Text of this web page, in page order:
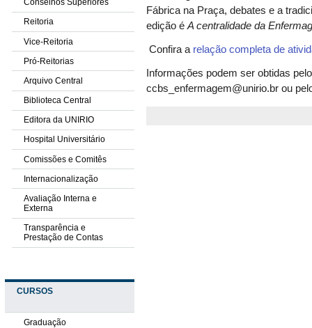
Conselhos Superiores
Reitoria
Vice-Reitoria
Pró-Reitorias
Arquivo Central
Biblioteca Central
Editora da UNIRIO
Hospital Universitário
Comissões e Comitês
Internacionalização
Avaliação Interna e
Externa
Transparência e
Prestação de Contas
CURSOS
Graduação
Fábrica na Praça, debates e a
edição éA centralidade da
Confira a relação completa de
Informações podem ser obtidas
ccbs_enfermagem@unirio.br ou